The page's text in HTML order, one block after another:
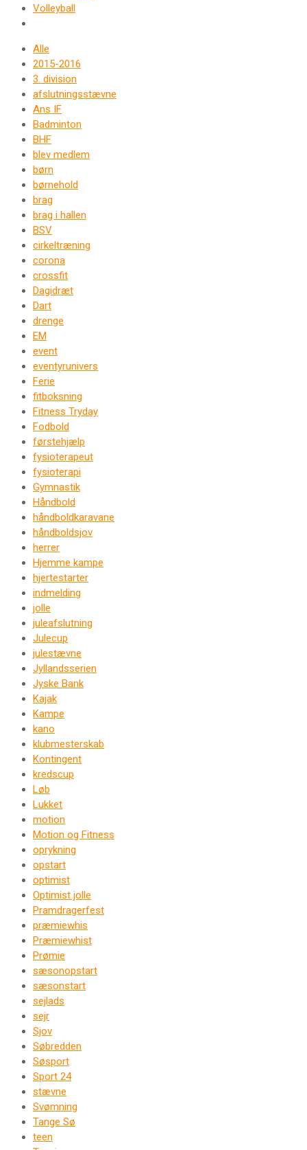
Volleyball
Alle
2015-2016
3. division
afslutningsstævne
Ans IF
Badminton
BHF
blev medlem
børn
børnehold
brag
brag i hallen
BSV
cirkeltræning
corona
crossfit
Dagidræt
Dart
drenge
EM
event
eventyrunivers
Ferie
fitboksning
Fitness Tryday
Fodbold
førstehjælp
fysioterapeut
fysioterapi
Gymnastik
Håndbold
håndboldkaravane
håndboldsjov
herrer
Hjemme kampe
hjertestarter
indmelding
jolle
juleafslutning
Julecup
julestævne
Jyllandsserien
Jyske Bank
Kajak
Kampe
kano
klubmesterskab
Kontingent
kredscup
Løb
Lukket
motion
Motion og Fitness
oprykning
opstart
optimist
Optimist jolle
Pramdragerfest
præmiewhis
Præmiewhist
Prømie
sæsonopstart
sæsonstart
sejlads
sejr
Sjov
Søbredden
Søsport
Sport 24
stævne
Svømning
Tange Sø
teen